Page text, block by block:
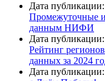
Дата
Промежуточные
данным НИФИ
Дата
Рейтинг
данных за 2024
Дата